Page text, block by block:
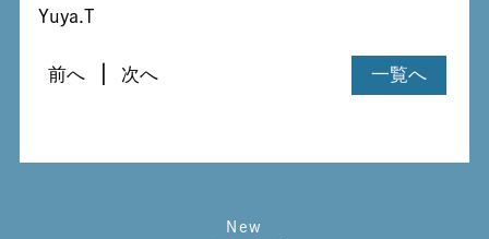
Yuya.T
一覧へ
前へ 次へ
New